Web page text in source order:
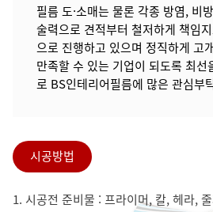
필름 도·소매는 물론 각종 방염, 비
술력으로 견적부터 철저하게 책임
으로 진행하고 있으며 정직하게 고
만족할 수 있는 기업이 되도록 최선
로 BS인테리어필름에 많은 관심부
시공방법
1. 시공전 준비물 : 프라이머, 칼, 헤라,